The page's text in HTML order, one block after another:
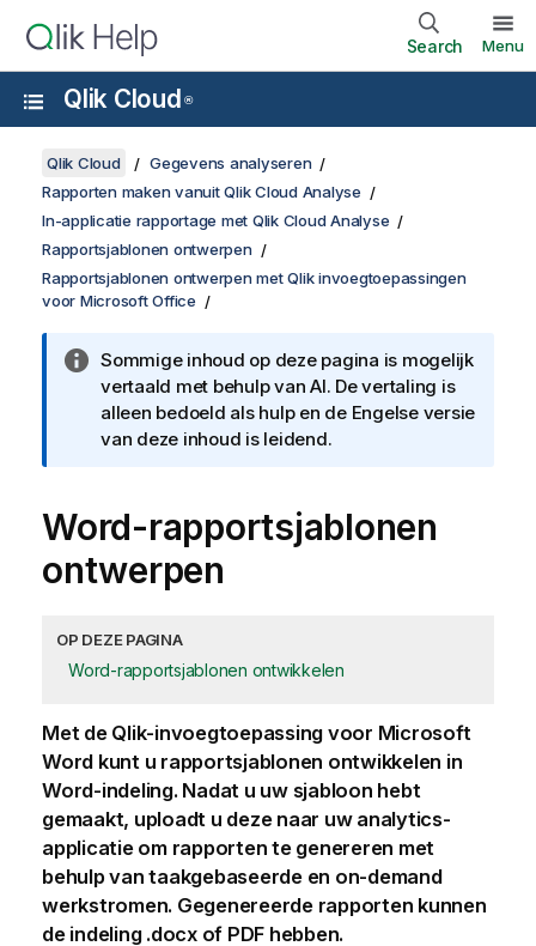
Search Menu
Qlik Cloud ®
Qlik Cloud
Gegevens analyseren
Rapporten maken vanuit Qlik Cloud Analyse
In-applicatie rapportage met Qlik Cloud Analyse
Rapportsjablonen ontwerpen
Rapportsjablonen ontwerpen met Qlik invoegtoepassingen
voor Microsoft Office
Sommige inhoud op deze pagina is mogelijk
vertaald met behulp van AI. De vertaling is
alleen bedoeld als hulp en de Engelse versie
van deze inhoud is leidend.
Word-rapportsjablonen
ontwerpen
OP DEZE PAGINA
Word-rapportsjablonen ontwikkelen
Met de Qlik-invoegtoepassing voor Microsoft
Word kunt u rapportsjablonen ontwikkelen in
Word-indeling. Nadat u uw sjabloon hebt
gemaakt, uploadt u deze naar uw analytics-
applicatie om rapporten te genereren met
behulp van taakgebaseerde en on-demand
werkstromen. Gegenereerde rapporten kunnen
de indeling .docxof PDF hebben.